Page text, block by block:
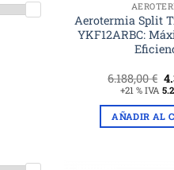
Aerotermia Split
YKF12ARBC:
6.188,00€ El
+21 % IVA
AÑADIR AL